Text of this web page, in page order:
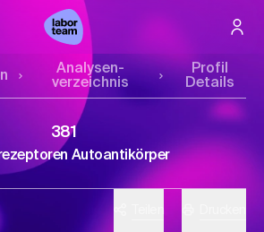
Analysen­
verzeichnis
Profil
Details
381
Autoantikörper